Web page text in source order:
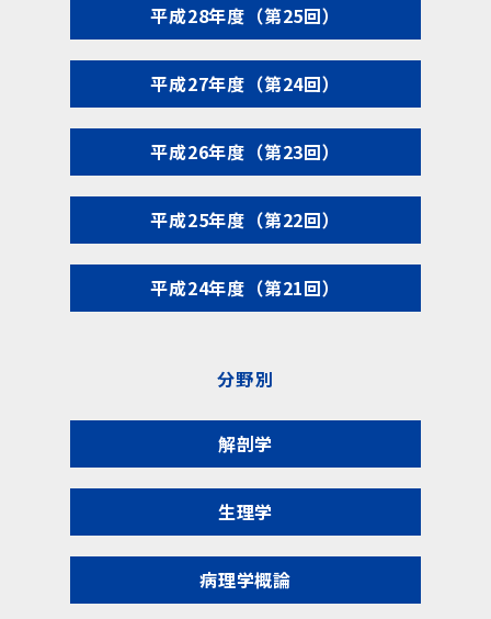
平成28年度（第25回）
平成27年度（第24回）
平成26年度（第23回）
平成25年度（第22回）
平成24年度（第21回）
分野別
解剖学
生理学
病理学概論